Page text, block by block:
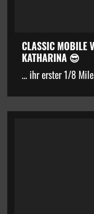
CLASSIC MOBILE
KATHARINA 😎
… ihr erster 1/8